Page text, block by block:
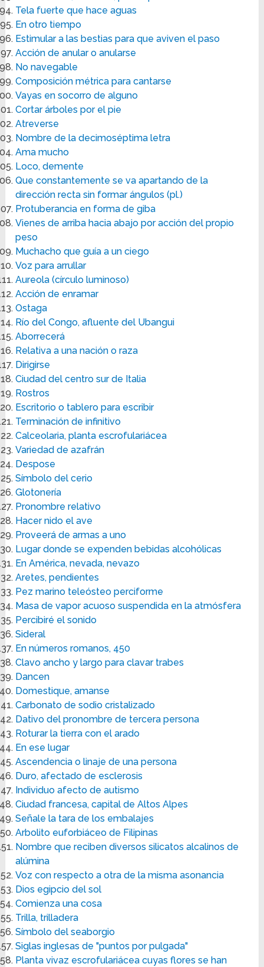
Tela fuerte que hace aguas
En otro tiempo
Estimular a las bestias para que aviven el paso
Acción de anular o anularse
No navegable
Composición métrica para cantarse
Vayas en socorro de alguno
Cortar árboles por el pie
Atreverse
Nombre de la decimoséptima letra
Ama mucho
Loco, demente
Que constantemente se va apartando de la
dirección recta sin formar ángulos (pl.)
Protuberancia en forma de giba
Vienes de arriba hacia abajo por acción del propio
peso
Muchacho que guía a un ciego
Voz para arrullar
Aureola (círculo luminoso)
Acción de enramar
Ostaga
Río del Congo, afluente del Ubangui
Aborrecerá
Relativa a una nación o raza
Dirigirse
Ciudad del centro sur de Italia
Rostros
Escritorio o tablero para escribir
Terminación de infinitivo
Calceolaria, planta escrofulariácea
Variedad de azafrán
Despose
Símbolo del cerio
Glotonería
Pronombre relativo
Hacer nido el ave
Proveerá de armas a uno
Lugar donde se expenden bebidas alcohólicas
En América, nevada, nevazo
Aretes, pendientes
Pez marino teleósteo perciforme
Masa de vapor acuoso suspendida en la atmósfera
Percibiré el sonido
Sideral
En números romanos, 450
Clavo ancho y largo para clavar trabes
Dancen
Domestique, amanse
Carbonato de sodio cristalizado
Dativo del pronombre de tercera persona
Roturar la tierra con el arado
En ese lugar
Ascendencia o linaje de una persona
Duro, afectado de esclerosis
Individuo afecto de autismo
Ciudad francesa, capital de Altos Alpes
Señale la tara de los embalajes
Arbolito euforbiáceo de Filipinas
Nombre que reciben diversos silicatos alcalinos de
alúmina
Voz con respecto a otra de la misma asonancia
Dios egipcio del sol
Comienza una cosa
Trilla, trilladera
Símbolo del seaborgio
Siglas inglesas de "puntos por pulgada"
Planta vivaz escrofulariácea cuyas flores se han